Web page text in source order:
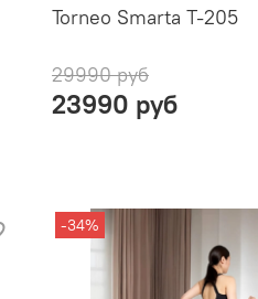
Torneo Smarta T-205
29990 руб
23990 руб
-34%